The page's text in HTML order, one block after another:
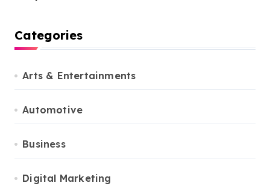
Categories
Arts & Entertainments
Automotive
Business
Digital Marketing